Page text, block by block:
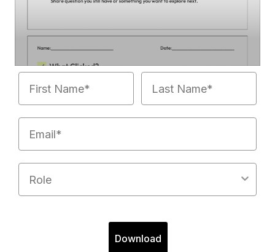
First Name Last Name
Email
Role
Download